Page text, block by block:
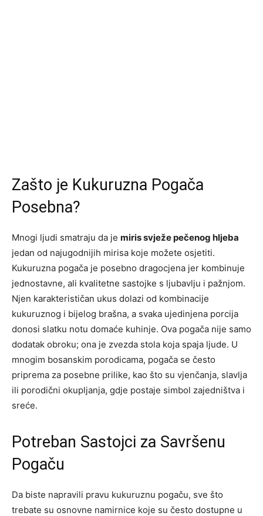
Zašto je Kukuruzna Pogača
Posebna?
Mnogi ljudi smatraju da je miris svježe pečenog hljeba
jedan od najugodnijih mirisa koje možete osjetiti.
Kukuruzna pogača je posebno dragocjena jer kombinuje
jednostavne, ali kvalitetne sastojke s ljubavlju i pažnjom.
Njen karakterističan ukus dolazi od kombinacije
kukuruznog i bijelog brašna, a svaka ujedinjena porcija
donosi slatku notu domaće kuhinje. Ova pogača nije samo
dodatak obroku; ona je zvezda stola koja spaja ljude. U
mnogim bosanskim porodicama, pogača se često
priprema za posebne prilike, kao što su vjenčanja, slavlja
ili porodični okupljanja, gdje postaje simbol zajedništva i
sreće.
Potreban Sastojci za Savršenu
Pogaču
Da biste napravili pravu kukuruznu pogaču, sve što
trebate su osnovne namirnice koje su često dostupne u